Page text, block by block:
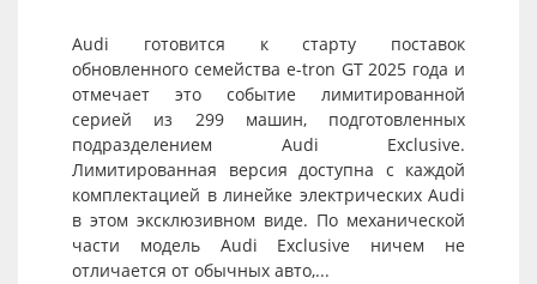
Audi готовится к старту поставок
обновленного семейства e-tron GT 2025 года и
отмечает это событие лимитированной
серией из 299 машин, подготовленных
подразделением Audi Exclusive.
Лимитированная версия доступна с каждой
комплектацией в линейке электрических Audi
в этом эксклюзивном виде. По механической
части модель Audi Exclusive ничем не
отличается от обычных авто,...